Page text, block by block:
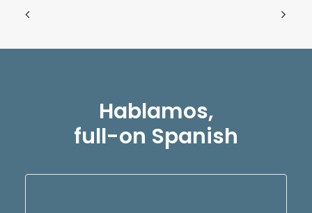
Hablamos,
full-on Spanish